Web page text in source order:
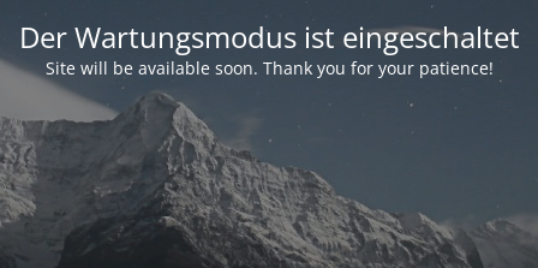
Der Wartungsmodus ist eingeschaltet
Site will be available soon. Thank you for your patience!